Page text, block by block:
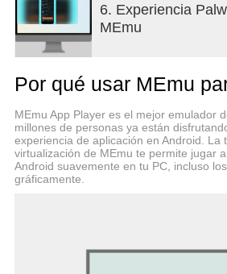
6. Experiencia
MEmu
Por qué usar MEmu
MEmu App Player es el mejor emulador
millones de personas ya están
experiencia de aplicación en Android. La
virtualización de MEmu te permite jugar
Android suavemente en tu PC, incluso
gráficamente.